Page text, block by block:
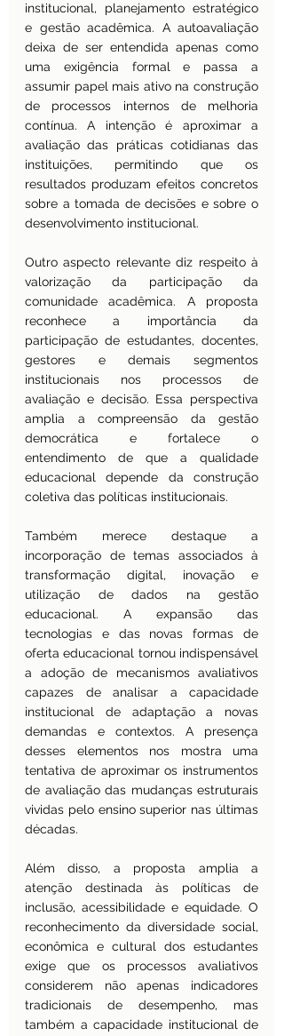
institucional, planejamento estratégico
e gestão acadêmica. A autoavaliação
deixa de ser entendida apenas como
uma exigência formal e passa a
assumir papel mais ativo na construção
de processos internos de melhoria
contínua. A intenção é aproximar a
avaliação das práticas cotidianas das
instituições, permitindo que os
resultados produzam efeitos concretos
sobre a tomada de decisões e sobre o
desenvolvimento institucional.
Outro aspecto relevante diz respeito à
valorização da participação da
comunidade acadêmica. A proposta
reconhece a importância da
participação de estudantes, docentes,
gestores e demais segmentos
institucionais nos processos de
avaliação e decisão. Essa perspectiva
amplia a compreensão da gestão
democrática e fortalece o
entendimento de que a qualidade
educacional depende da construção
coletiva das políticas institucionais.
Também merece destaque a
incorporação de temas associados à
transformação digital, inovação e
utilização de dados na gestão
educacional. A expansão das
tecnologias e das novas formas de
oferta educacional tornou indispensável
a adoção de mecanismos avaliativos
capazes de analisar a capacidade
institucional de adaptação a novas
demandas e contextos. A presença
desses elementos nos mostra uma
tentativa de aproximar os instrumentos
de avaliação das mudanças estruturais
vividas pelo ensino superior nas últimas
décadas.
Além disso, a proposta amplia a
atenção destinada às políticas de
inclusão, acessibilidade e equidade. O
reconhecimento da diversidade social,
econômica e cultural dos estudantes
exige que os processos avaliativos
considerem não apenas indicadores
tradicionais de desempenho, mas
também a capacidade institucional de